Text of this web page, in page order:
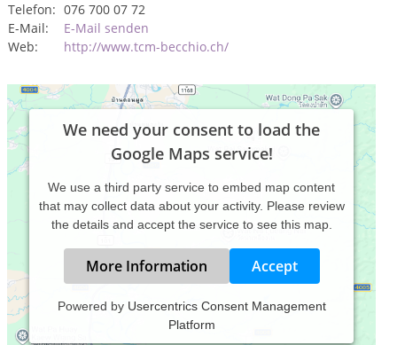
Telefon: 076 700 07 72
E-Mail:
E-Mail senden
Web:
http://www.tcm-becchio.ch/
We need your consent to load the
Google Maps service!
We use a third party service to embed map content
that may collect data about your activity. Please review
the details and accept the service to see this map.
More Information Accept
Powered by Usercentrics Consent Management
Platform
Praxiszeiten: